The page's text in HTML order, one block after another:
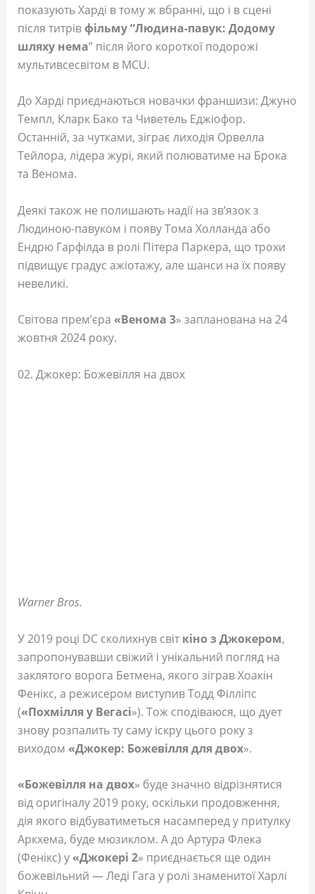
показують Харді в тому ж вбранні, що і в сцені
після титрівфільму “Людина-павук: Додому
шляху нема” після його короткої подорожі
мультивсесвітом в MCU.
До Харді приєднаються новачки франшизи: Джуно
Темпл, Кларк Бако та Чиветель Еджіофор.
Останній, за чутками, зіграє лиходія Орвелла
Тейлора, лідера журі, який полюватиме на Брока
та Венома.
Деякі також не полишають надії на зв’язок з
Людиною-павуком і появу Тома Холланда або
Ендрю Гарфілда в ролі Пітера Паркера, що трохи
підвищує градус ажіотажу, але шанси на їх появу
невеликі.
Світова прем’єра «Венома 3» запланована на 24
жовтня 2024 року.
02. Джокер: Божевілля на двох
Warner Bros.
У 2019 році DC сколихнув світ кіно з Джокером,
запропонувавши свіжий і унікальний погляд на
заклятого ворога Бетмена, якого зіграв Хоакін
Фенікс, а режисером виступив Тодд Філліпс
(«Похмілля у Вегасі»). Тож сподіваюся, що дует
знову розпалить ту саму іскру цього року з
виходом «Джокер: Божевілля для двох».
«Божевілля на двох» буде значно відрізнятися
від оригіналу 2019 року, оскільки продовження,
дія якого відбуватиметься насамперед у притулку
Аркхема, буде мюзиклом. А до Артура Флека
(Фенікс) у«Джокері 2» приєднається ще один
божевільний — Леді Гага у ролі знаменитої Харлі